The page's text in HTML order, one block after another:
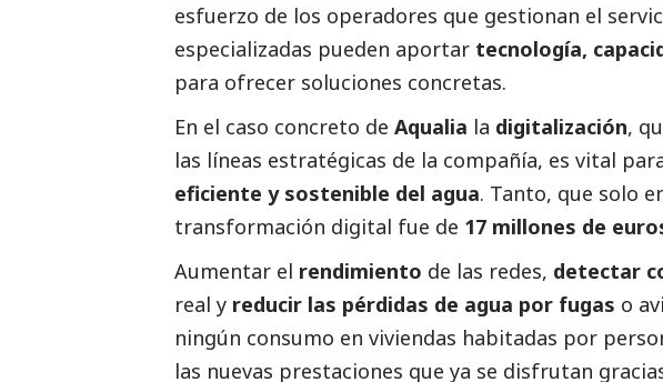
esfuerzo de los operadores que gestionan el
especializadas pueden aportar tecnología,
para ofrecer soluciones concretas.
En el caso concreto de Aqualia la digitalización,
las líneas estratégicas de la compañía, es vital
eficiente y sostenible del agua. Tanto, que solo
transformación digital fue de 17 millones de
Aumentar el rendimiento de las redes, detectar
real y reducir las pérdidas de agua por fugas o
ningún consumo en viviendas habitadas por
las nuevas prestaciones que ya se disfrutan